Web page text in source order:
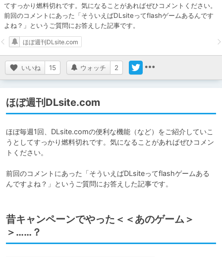
てすっかり燃料切れです。気になることがあればぜひコメントください。
前回のコメントにあった「そういえばDLsiteってflashゲームあるんです
よね？」というご質問にお答えした記事です。
いいね 15 ウォッチ 2
ほぼ週刊DLsite.com
ほぼ週刊DLsite.com
ほぼ毎週1回、DLsite.comの便利な機能（など）をご紹介していこ
うとしてすっかり燃料切れです。気になることがあればぜひコメン
トください。
前回のコメントにあった「そういえばDLsiteってflashゲームある
んですよね？」というご質問にお答えした記事です。
昔キャンペーンでやった＜＜あのゲーム＞
＞……？